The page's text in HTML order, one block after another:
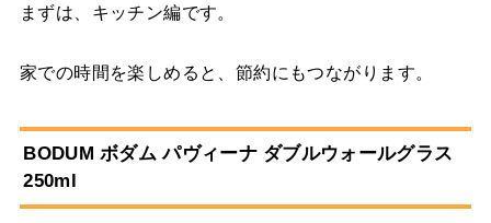
まずは、キッチン編です。
家での時間を楽しめると、節約にもつながります。
BODUM ボダム パヴィーナ ダブルウォールグラス
250ml